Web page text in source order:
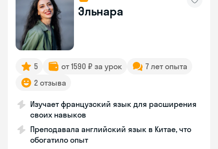
Эльнара
5 от 1590 ₽ за урок
7 лет опыта
2 отзыва
Изучает французский язык для расширения
своих навыков
Преподавала английский язык в Китае, что
обогатило опыт